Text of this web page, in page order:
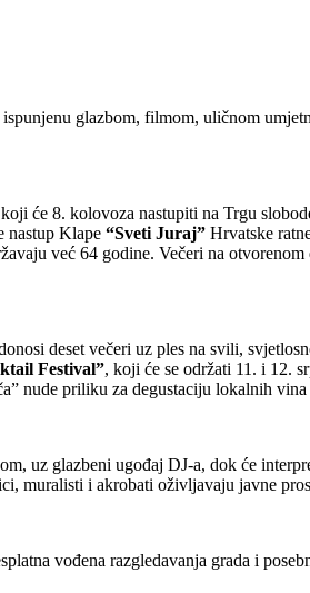
glazbom, filmom, uličnom
će 8. kolovoza nastupiti na Trgu
nastup Klape “Sveti Juraj” Hrvatske
već 64 godine. Večeri na otvorenom
deset večeri uz ples na svili,
Festival”, koji će se održati 11. i 12.
nude priliku za degustaciju lokalnih
uz glazbeni ugođaj DJ-a, dok će
muralisti i akrobati oživljavaju javne
vođena razgledavanja grada i